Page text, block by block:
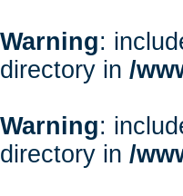
Warning:
directory in /
Warning:
directory in /